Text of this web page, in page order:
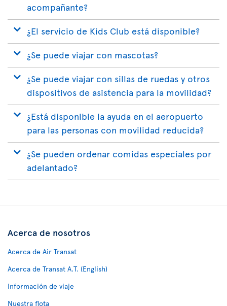
acompañante?
¿El servicio de Kids Club está disponible?
¿Se puede viajar con mascotas?
¿Se puede viajar con sillas de ruedas y otros
dispositivos de asistencia para la movilidad?
¿Está disponible la ayuda en el aeropuerto
para las personas con movilidad reducida?
¿Se pueden ordenar comidas especiales por
adelantado?
Acerca de nosotros
Acerca de Air Transat
Acerca de Transat A.T. (English)
Información de viaje
Nuestra flota